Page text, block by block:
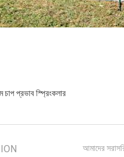
চাপ প্রভাব স্প্রিংকলার
আমাদের